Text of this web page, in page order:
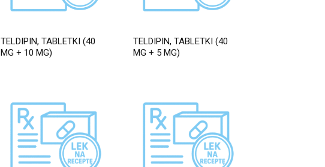
TELDIPIN, TABLETKI (40
MG + 10 MG)
TELDIPIN, TABLETKI (40
MG + 5 MG)